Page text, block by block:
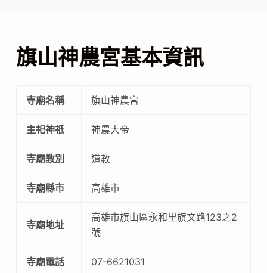
旗山神農宮基本資訊
寺廟名稱 旗山神農宮
主祀神祇 神農大帝
寺廟教別 道教
寺廟縣市 高雄市
寺廟地址
高雄市旗山區永和里旗文路123之2
號
寺廟電話 07-6621031